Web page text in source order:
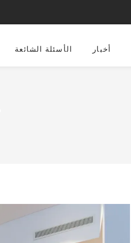
الأسئلة الشائعة أخبار